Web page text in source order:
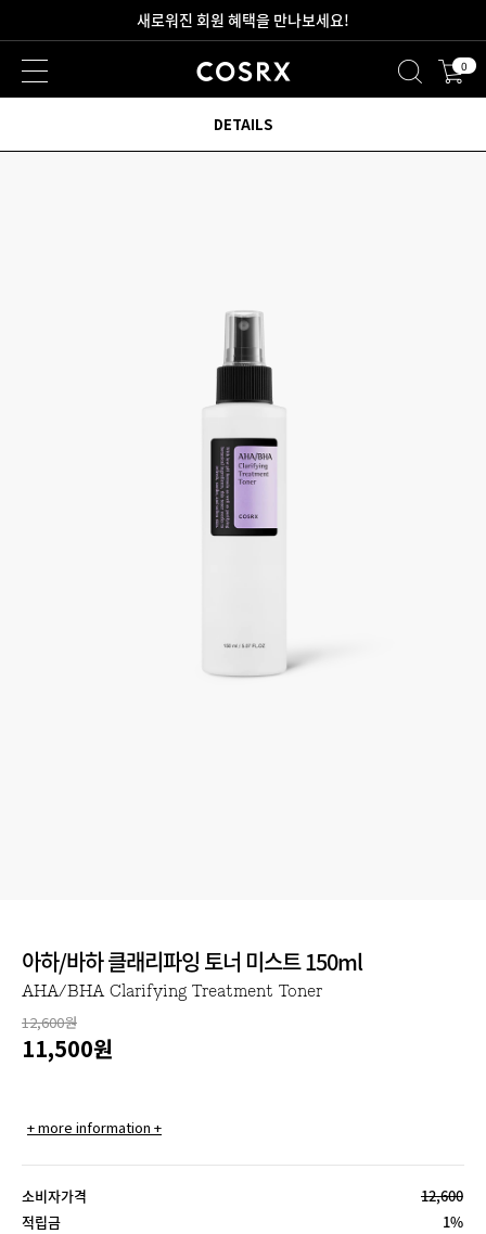
2만원 이상 무료 배송
0
아하/바하 클래리파잉 토너 미스트 150ml
AHA/BHA Clarifying Treatment Toner
12,600원
11,500원
+ more information +
소비자가격
12,600
적립금
1%
DETAILS